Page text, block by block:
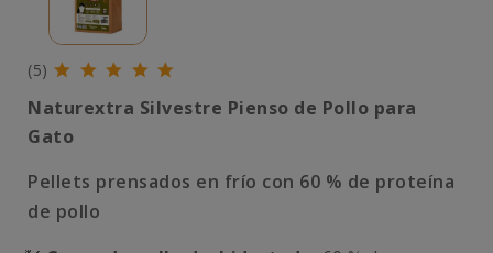
(5)
Naturextra Silvestre Pienso de Pollo para
Gato
Pellets prensados en frío con 60 % de proteína
de pollo